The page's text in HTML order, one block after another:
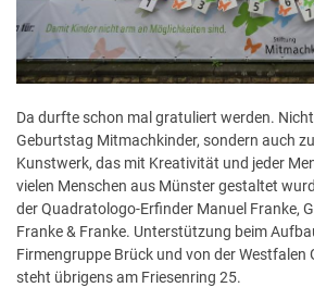
Da durfte schon mal gratuliert werden.
Geburtstag Mitmachkinder, sondern auch
Kunstwerk, das mit Kreativität und jeder
vielen Menschen aus Münster gestaltet
der Quadratologo-Erfinder Manuel Franke,
Franke & Franke. Unterstützung beim
Firmengruppe Brück und von der Westfalen
steht übrigens am Friesenring 25.